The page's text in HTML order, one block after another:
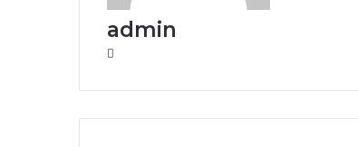
admin
b